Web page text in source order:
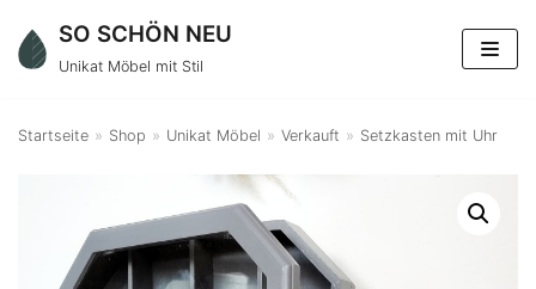
Zum
Inhalt
SO SCHÖN NEU
Unikat Möbel mit Stil
Startseite » Shop » Unikat Möbel » Verkauft » Setzkasten mit Uhr